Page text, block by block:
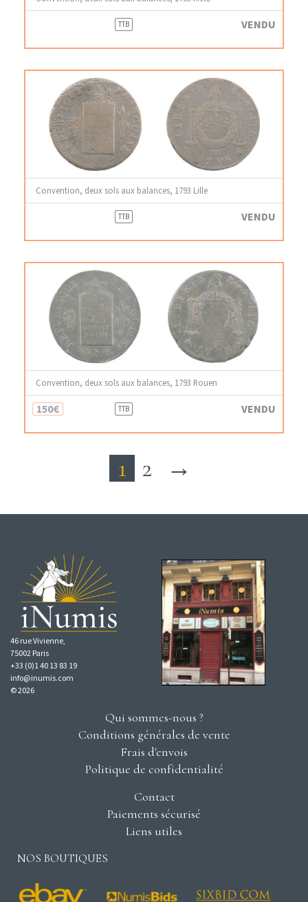
TTB VENDU
Convention, deux sols aux balances, 1793 Lille
TTB VENDU
Convention, deux sols aux balances, 1793 Rouen
150€ TTB VENDU
1 2 →
46 rue Vivienne,
75002 Paris
+33 (0)1 40 13 83 19
info@inumis.com
© 2026
Qui sommes-nous ?
Conditions générales de vente
Frais d'envois
Politique de confidentialité
Contact
Paiements sécurisé
Liens utiles
NOS BOUTIQUES